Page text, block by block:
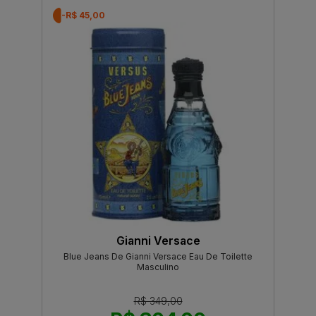
-R$ 45,00
Gianni Versace
Blue Jeans De Gianni Versace Eau De Toilette
Masculino
R$ 349,00